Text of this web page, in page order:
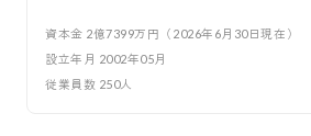
資本金 2億7399万円（2026年6月30日現在）
設立年月 2002年05月
従業員数 250人